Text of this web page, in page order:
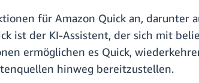
für Amazon Quick an,
ist der KI-Assistent, der sich mit
ermöglichen es Quick,
hinweg bereitzustellen.